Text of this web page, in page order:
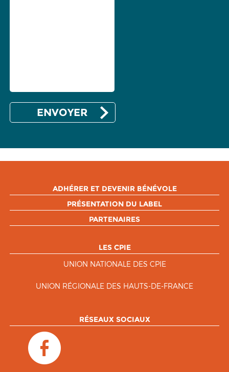
ADHÉRER ET DEVENIR BÉNÉVOLE
PRÉSENTATION DU LABEL
PARTENAIRES
LES CPIE
UNION NATIONALE DES CPIE
UNION RÉGIONALE DES HAUTS-DE-FRANCE
RÉSEAUX SOCIAUX